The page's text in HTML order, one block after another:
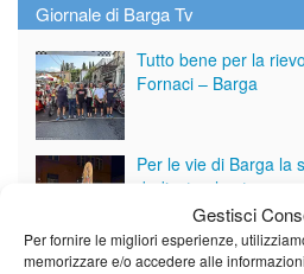
Gestisci
Per fornire le migliori esperienze,
memorizzare e/o accedere alle
Giornale di Barga Tv
Tutto bene per la
Fornaci – Barga
Per le vie di Barga la
dedicata al patrono
Partite le Piazzette